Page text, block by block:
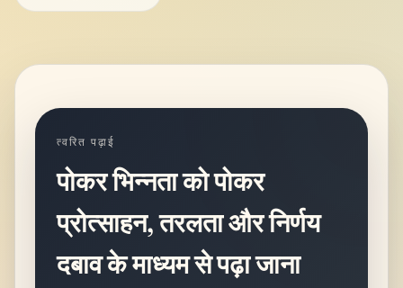
त्वरित पढ़ाई
पोकर भिन्नता को पोकर
प्रोत्साहन, तरलता और निर्णय
दबाव के माध्यम से पढ़ा जाना